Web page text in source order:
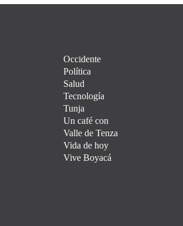
Occidente
Política
Salud
Tecnología
Tunja
Un café con
Valle de Tenza
Vida de hoy
Vive Boyacá